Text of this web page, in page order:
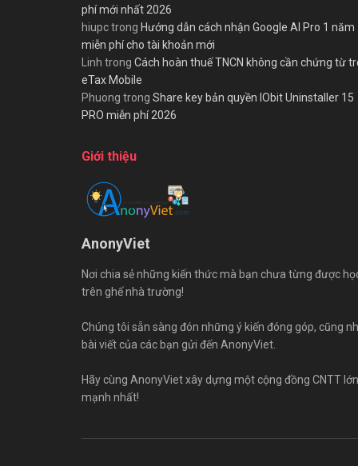
phí mới nhất 2026
hiupctrong Hướng dẫn cách nhận Google AI Pro 1 năm
miễn phí cho tài khoản mới
Linh trong Cách hoàn thuế TNCN không cần chứng từ
eTax Mobile
Phuong trong Share key bản quyền IObit Uninstaller 15
PRO miễn phí 2026
Giới thiệu
AnonyViet
Nơi chia sẻ những kiến thức mà bạn chưa từng được
trên ghế nhà trường!
Chúng tôi sẵn sàng đón những ý kiến đóng góp, cũng
bài viết của các bạn gửi đến AnonyViet.
Hãy cùng AnonyViet xây dựng một cộng đồng CNTT lớn
mạnh nhất!